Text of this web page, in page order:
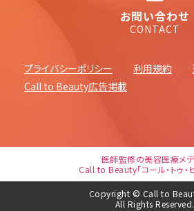
お問い合わせ
CONTACT
プライバシーポリシー 利用規約
Call to Beauty広告掲載
医師監修の美容医療メデ
Call to Beauty「コール・トゥ・
Copyright © Call to
All Rights Reserved.